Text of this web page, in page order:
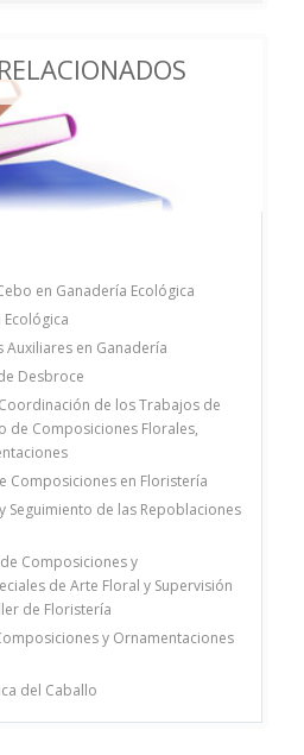
en Ganadería Ecológica
Auxiliares en Ganadería
Desbroce
de los Trabajos de
de Composiciones Florales,
Composiciones en Floristería
Seguimiento de las Repoblaciones
Composiciones y
de Arte Floral y Supervisión
de Floristería
y Ornamentaciones
del Caballo